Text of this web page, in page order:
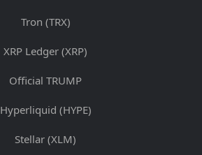
Tron (TRX)
XRP Ledger (XRP)
Official TRUMP
Hyperliquid (HYPE)
Stellar (XLM)